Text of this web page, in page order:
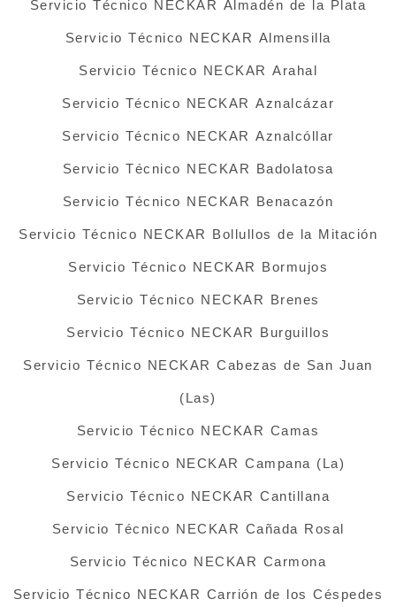
Servicio Técnico NECKAR Almadén de la Plata
Servicio Técnico NECKAR Almensilla
Servicio Técnico NECKAR Arahal
Servicio Técnico NECKAR Aznalcázar
Servicio Técnico NECKAR Aznalcóllar
Servicio Técnico NECKAR Badolatosa
Servicio Técnico NECKAR Benacazón
Servicio Técnico NECKAR Bollullos de la Mitación
Servicio Técnico NECKAR Bormujos
Servicio Técnico NECKAR Brenes
Servicio Técnico NECKAR Burguillos
Servicio Técnico NECKAR Cabezas de San Juan
(Las)
Servicio Técnico NECKAR Camas
Servicio Técnico NECKAR Campana (La)
Servicio Técnico NECKAR Cantillana
Servicio Técnico NECKAR Cañada Rosal
Servicio Técnico NECKAR Carmona
Servicio Técnico NECKAR Carrión de los Céspedes